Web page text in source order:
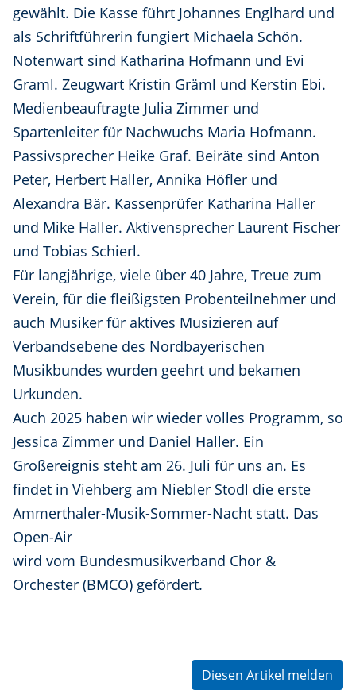
gewählt. Die Kasse führt Johannes Englhard und
als Schriftführerin fungiert Michaela Schön.
Notenwart sind Katharina Hofmann und Evi
Graml. Zeugwart Kristin Gräml und Kerstin Ebi.
Medienbeauftragte Julia Zimmer und
Spartenleiter für Nachwuchs Maria Hofmann.
Passivsprecher Heike Graf. Beiräte sind Anton
Peter, Herbert Haller, Annika Höfler und
Alexandra Bär. Kassenprüfer Katharina Haller
und Mike Haller. Aktivensprecher Laurent Fischer
und Tobias Schierl.
Für langjährige, viele über 40 Jahre, Treue zum
Verein, für die fleißigsten Probenteilnehmer und
auch Musiker für aktives Musizieren auf
Verbandsebene des Nordbayerischen
Musikbundes wurden geehrt und bekamen
Urkunden.
Auch 2025 haben wir wieder volles Programm, so
Jessica Zimmer und Daniel Haller. Ein
Großereignis steht am 26. Juli für uns an. Es
findet in Viehberg am Niebler Stodl die erste
Ammerthaler-Musik-Sommer-Nacht statt. Das
Open-Air
wird vom Bundesmusikverband Chor &
Orchester (BMCO) gefördert.
Diesen Artikel melden